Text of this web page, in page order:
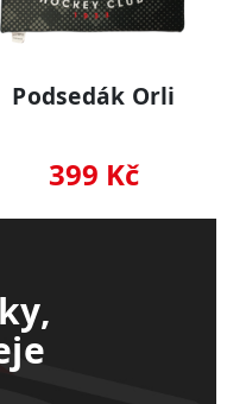
Podsedák Orli
399 Kč